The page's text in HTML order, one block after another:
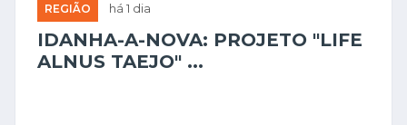
REGIÃO há 1 dia
IDANHA-A-NOVA: PROJETO "LIFE
ALNUS TAEJO" ...